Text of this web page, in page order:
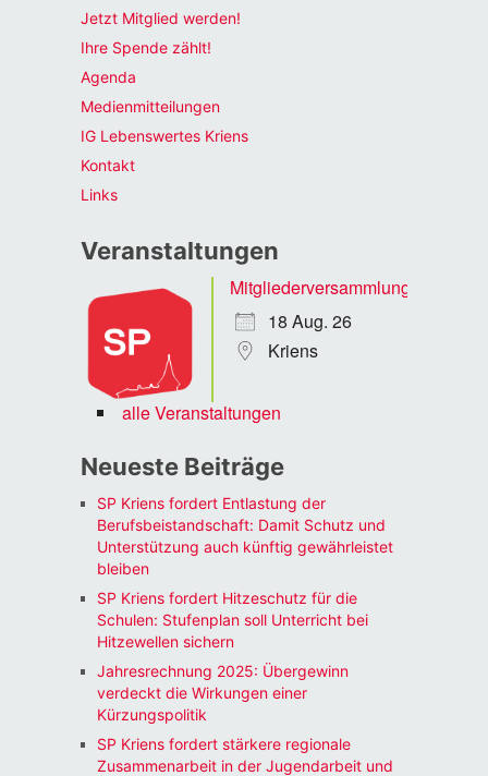
Jetzt Mitglied werden!
Ihre Spende zählt!
Agenda
Medienmitteilungen
IG Lebenswertes Kriens
Kontakt
Links
Veranstaltungen
Mitgliederversammlung
18 Aug. 26
Kriens
alle Veranstaltungen
Neueste Beiträge
SP Kriens fordert Entlastung der
Berufsbeistandschaft: Damit Schutz und
Unterstützung auch künftig gewährleistet
bleiben
SP Kriens fordert Hitzeschutz für die
Schulen: Stufenplan soll Unterricht bei
Hitzewellen sichern
Jahresrechnung 2025: Übergewinn
verdeckt die Wirkungen einer
Kürzungspolitik
SP Kriens fordert stärkere regionale
Zusammenarbeit in der Jugendarbeit und